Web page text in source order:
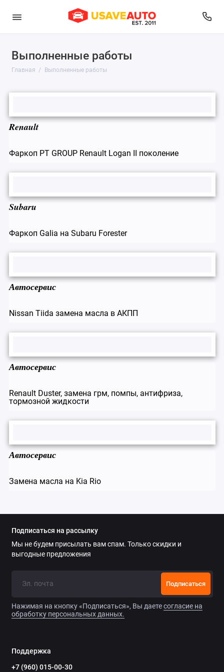
Выполненные работы
Главная Выполненные работы
Renault
Фаркоп PT GROUP Renault Logan II поколение
Subaru
Фаркоп Galia на Subaru Forester
Автосервис
Nissan Tiida замена масла в АКПП
Автосервис
Renault Duster, замена грм, помпы, антифриза,
тормозной жидкости
Автосервис
Замена масла на Kia Rio
Подписаться на рассылку
Мы не будем присылать вам спам. Только скидки и
выгодные предложения
Подписаться
Нажимая на кнопку «Подписаться», Вы даетесогласие на
обработку персональных данных.
Поддержка
+7 (960) 015-00-30